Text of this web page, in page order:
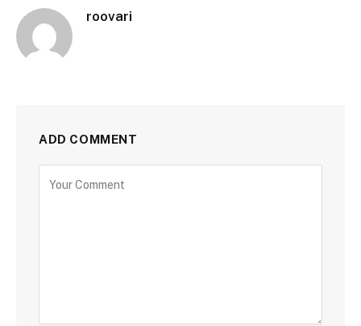
roovari
ADD COMMENT